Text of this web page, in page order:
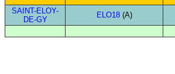
SAINT-ELOY-
DE-GY
ELO18(A)